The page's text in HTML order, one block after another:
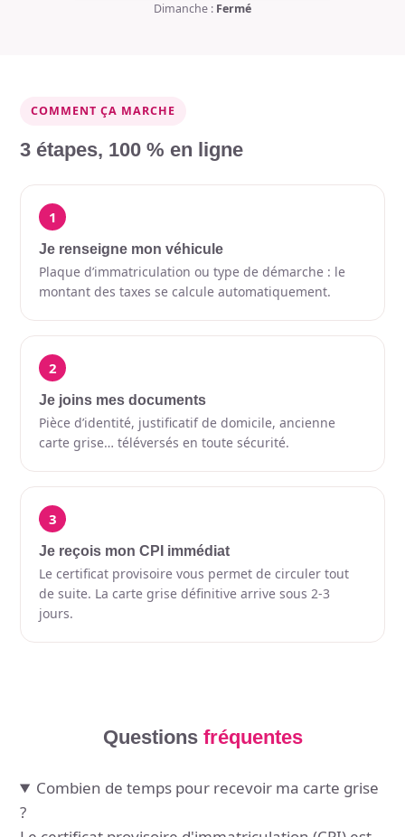
Dimanche : Fermé
COMMENT ÇA MARCHE
3 étapes, 100 % en ligne
1
Je renseigne mon véhicule
Plaque d’immatriculation ou type de démarche : le
montant des taxes se calcule automatiquement.
2
Je joins mes documents
Pièce d’identité, justificatif de domicile, ancienne
carte grise… téléversés en toute sécurité.
3
Je reçois mon CPI immédiat
Le certificat provisoire vous permet de circuler tout
de suite. La carte grise définitive arrive sous 2-3
jours.
Questions fréquentes
Combien de temps pour recevoir ma carte grise
?